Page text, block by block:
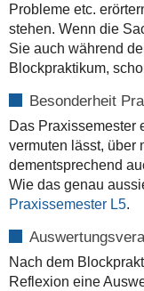
Probleme etc.
stehen. Wenn die
Sie auch während
Blockpraktikum,
Besonderheit
Das Praxissemester
vermuten lässt, über
dementsprechend
Wie das genau
Praxissemester L5.
Nach dem
Reflexion eine